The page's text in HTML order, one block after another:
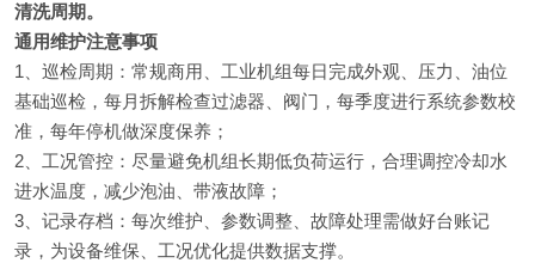
清洗周期。
通用维护注意事项
1、巡检周期：常规商用、工业机组每日完成外观、压力、油位
基础巡检，每月拆解检查过滤器、阀门，每季度进行系统参数校
准，每年停机做深度保养；
2、工况管控：尽量避免机组长期低负荷运行，合理调控冷却水
进水温度，减少泡油、带液故障；
3、记录存档：每次维护、参数调整、故障处理需做好台账记
录，为设备维保、工况优化提供数据支撑。